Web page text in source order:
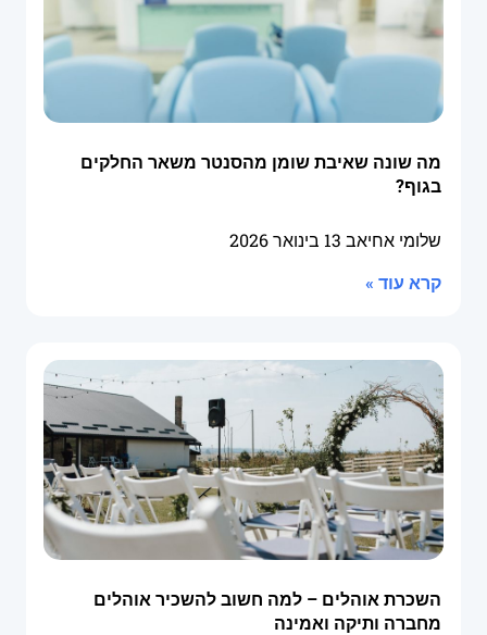
מה שונה שאיבת שומן מהסנטר משאר החלקים
בגוף?
שלומי אחיאב 13 בינואר 2026
קרא עוד »
השכרת אוהלים – למה חשוב להשכיר אוהלים
מחברה ותיקה ואמינה